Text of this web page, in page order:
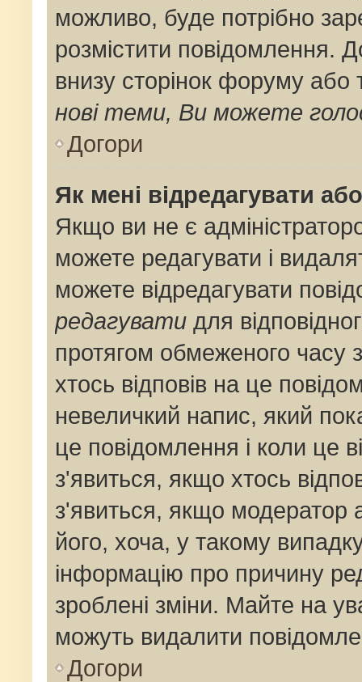
можливо, буде потрібно
розмістити повідомлення.
внизу сторінок форуму або
нові теми, Ви можете
Догори
Як мені відредагувати
Якщо ви не є
можете редагувати і
можете відредагувати
редагувати для
протягом обмеженого
хтось відповів на це
невеличкий напис, який
це повідомлення і коли це
з'явиться, якщо хтось
з'явиться, якщо модератор
його, хоча, у такому
інформацію про причину
зроблені зміни. Майте на
можуть видалити
Догори